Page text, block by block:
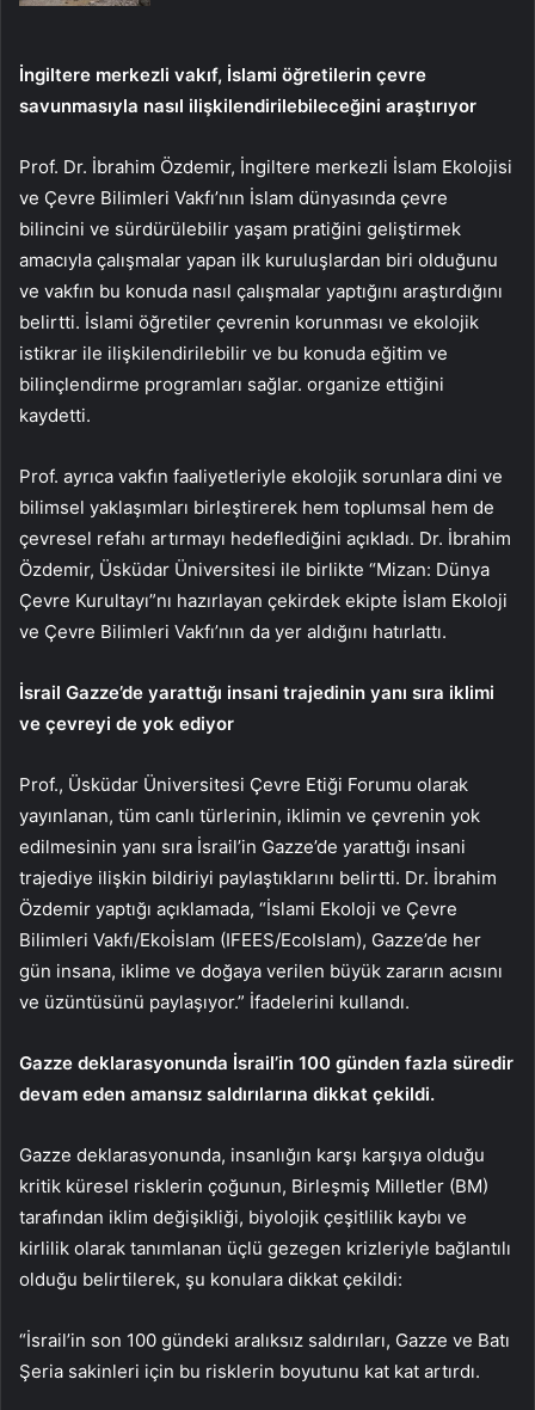
İngiltere merkezli vakıf, İslami öğretilerin çevre
savunmasıyla nasıl ilişkilendirilebileceğini araştırıyor
Prof. Dr. İbrahim Özdemir, İngiltere merkezli İslam Ekolojisi
ve Çevre Bilimleri Vakfı’nın İslam dünyasında çevre
bilincini ve sürdürülebilir yaşam pratiğini geliştirmek
amacıyla çalışmalar yapan ilk kuruluşlardan biri olduğunu
ve vakfın bu konuda nasıl çalışmalar yaptığını araştırdığını
belirtti. İslami öğretiler çevrenin korunması ve ekolojik
istikrar ile ilişkilendirilebilir ve bu konuda eğitim ve
bilinçlendirme programları sağlar. organize ettiğini
kaydetti.
Prof. ayrıca vakfın faaliyetleriyle ekolojik sorunlara dini ve
bilimsel yaklaşımları birleştirerek hem toplumsal hem de
çevresel refahı artırmayı hedeflediğini açıkladı. Dr. İbrahim
Özdemir, Üsküdar Üniversitesi ile birlikte “Mizan: Dünya
Çevre Kurultayı”nı hazırlayan çekirdek ekipte İslam Ekoloji
ve Çevre Bilimleri Vakfı’nın da yer aldığını hatırlattı.
İsrail Gazze’de yarattığı insani trajedinin yanı sıra iklimi
ve çevreyi de yok ediyor
Prof., Üsküdar Üniversitesi Çevre Etiği Forumu olarak
yayınlanan, tüm canlı türlerinin, iklimin ve çevrenin yok
edilmesinin yanı sıra İsrail’in Gazze’de yarattığı insani
trajediye ilişkin bildiriyi paylaştıklarını belirtti. Dr. İbrahim
Özdemir yaptığı açıklamada, “İslami Ekoloji ve Çevre
Bilimleri Vakfı/Ekoİslam (IFEES/EcoIslam), Gazze’de her
gün insana, iklime ve doğaya verilen büyük zararın acısını
ve üzüntüsünü paylaşıyor.” İfadelerini kullandı.
Gazze deklarasyonunda İsrail’in 100 günden fazla süredir
devam eden amansız saldırılarına dikkat çekildi.
Gazze deklarasyonunda, insanlığın karşı karşıya olduğu
kritik küresel risklerin çoğunun, Birleşmiş Milletler (BM)
tarafından iklim değişikliği, biyolojik çeşitlilik kaybı ve
kirlilik olarak tanımlanan üçlü gezegen krizleriyle bağlantılı
olduğu belirtilerek, şu konulara dikkat çekildi:
“İsrail’in son 100 gündeki aralıksız saldırıları, Gazze ve Batı
Şeria sakinleri için bu risklerin boyutunu kat kat artırdı.